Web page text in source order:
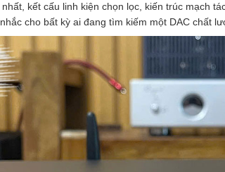
kết cấu linh kiện chọn lọc, kiến trúc mạch
cho bất kỳ ai đang tìm kiếm một DAC chất